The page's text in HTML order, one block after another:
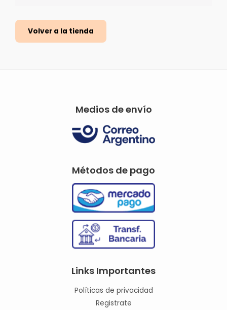
Volver a la tienda
Medios de envío
Métodos de pago
Links Importantes
Políticas de privacidad
Registrate